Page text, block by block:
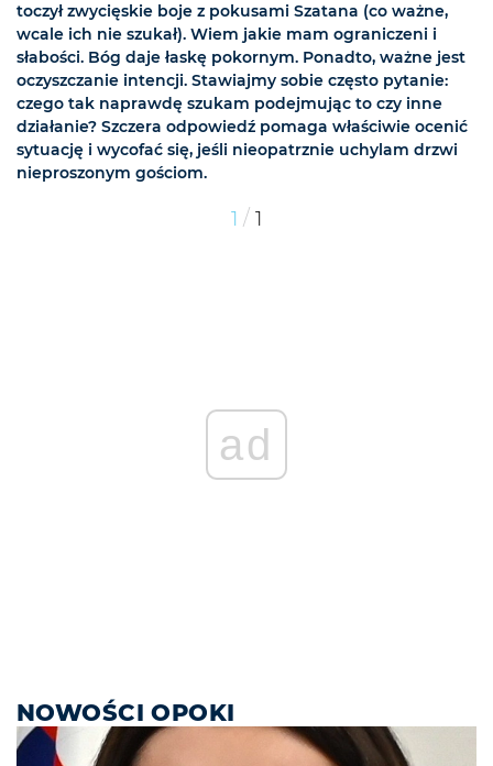
toczył zwycięskie boje z pokusami Szatana (co ważne,
wcale ich nie szukał). Wiem jakie mam ograniczeni i
słabości. Bóg daje łaskę pokornym. Ponadto, ważne jest
oczyszczanie intencji. Stawiajmy sobie często pytanie:
czego tak naprawdę szukam podejmując to czy inne
działanie? Szczera odpowiedź pomaga właściwie ocenić
sytuację i wycofać się, jeśli nieopatrznie uchylam drzwi
nieproszonym gościom.
1 / 1
ad
NOWOŚCI OPOKI